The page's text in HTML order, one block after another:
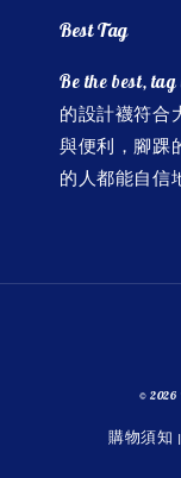
Best Tag
Be the best,
的設計襪符合
與便利，腳踝
的人都能自信
© 2026
購物須知 |